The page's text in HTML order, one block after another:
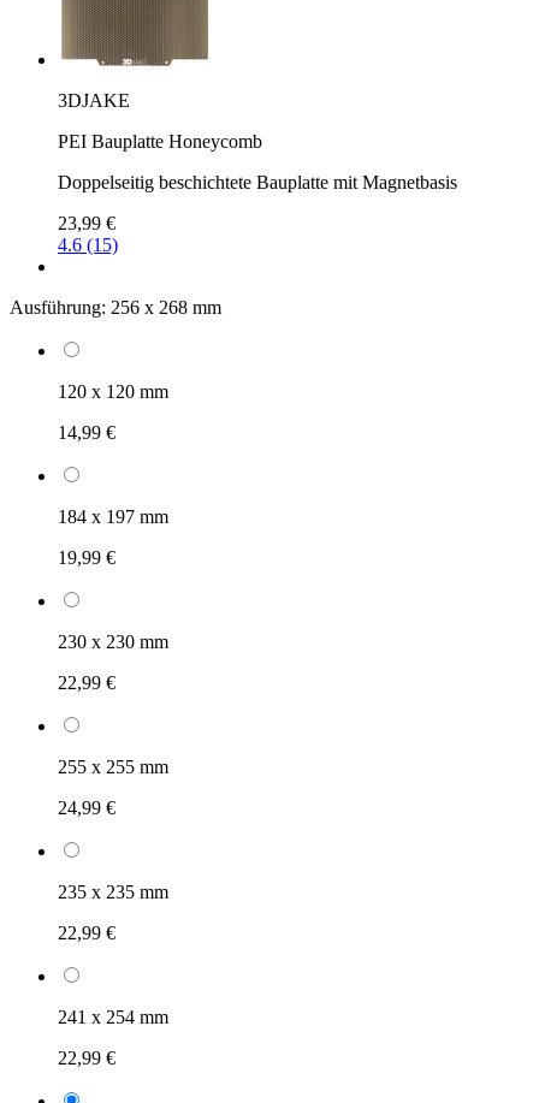
3DJAKE
PEI Bauplatte Honeycomb
Doppelseitig beschichtete Bauplatte mit Magnetbasis
23,99 €
4.6 (15)
Ausführung: 256 x 268 mm
120 x 120 mm
14,99 €
184 x 197 mm
19,99 €
230 x 230 mm
22,99 €
255 x 255 mm
24,99 €
235 x 235 mm
22,99 €
241 x 254 mm
22,99 €